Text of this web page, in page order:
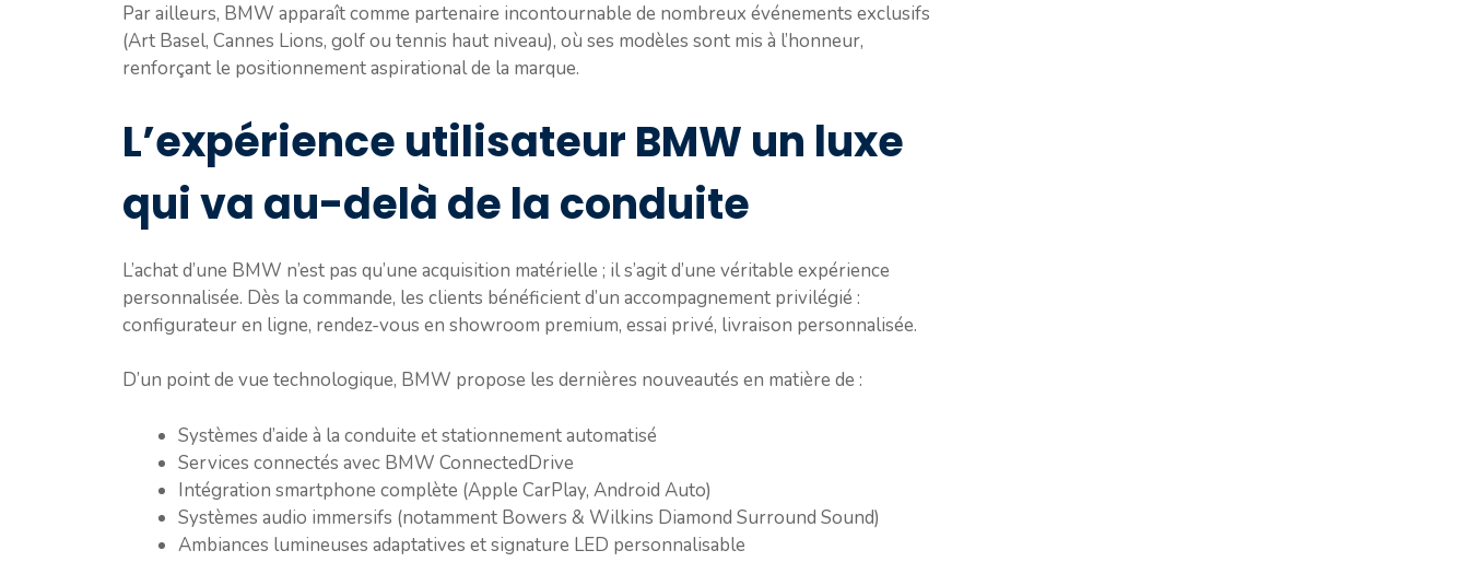
Par ailleurs, BMW apparaît comme partenaire incontournable de nombreux événements exclusifs
(Art Basel, Cannes Lions, golf ou tennis haut niveau), où ses modèles sont mis à l’honneur,
renforçant le positionnement aspirational de la marque.
L’expérience utilisateur BMW un luxe
qui va au-delà de la conduite
L’achat d’une BMW n’est pas qu’une acquisition matérielle ; il s’agit d’une véritable expérience
personnalisée. Dès la commande, les clients bénéficient d’un accompagnement privilégié :
configurateur en ligne, rendez-vous en showroom premium, essai privé, livraison personnalisée.
D’un point de vue technologique, BMW propose les dernières nouveautés en matière de :
Systèmes d’aide à la conduite et stationnement automatisé
Services connectés avec BMW ConnectedDrive
Intégration smartphone complète (Apple CarPlay, Android Auto)
Systèmes audio immersifs (notamment Bowers & Wilkins Diamond Surround Sound)
Ambiances lumineuses adaptatives et signature LED personnalisable